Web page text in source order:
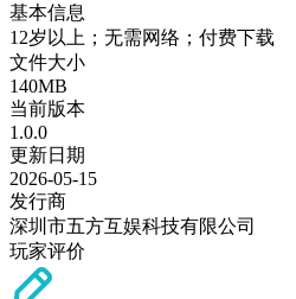
基本信息
12岁以上；无需网络；付费下载
文件大小
140MB
当前版本
1.0.0
更新日期
2026-05-15
发行商
深圳市五方互娱科技有限公司
玩家评价